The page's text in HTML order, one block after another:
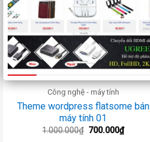
Công nghệ - máy tính
Theme wordpress flatsome bán
máy tính 01
1.000.000₫ Giá
700.000₫Giá
hiện